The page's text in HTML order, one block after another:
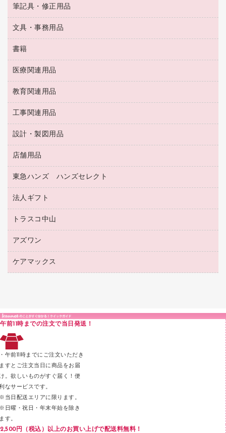
ティッシュペーパー
ダストボックス
タオル・アメニティ用品
スリッパ・サンダル・シューズ
スポーツ・レジャー用品
ゴミ袋
キッチン用品
食品添加物製品
ＯＡタップ／延長コード
その他電子文具
伝票
典礼用品
帳簿
額縁
各種用紙
ルーズリーフ
バインダーノート
名刺整理用品
板目表紙・綴込表紙
背幅が伸びるファイル
統一伝票用ファイル
収納保存用品
レターファイル
リングファイル
プレゼン用ファイル
フラットファイル
ファイルボックス
パイプ式ファイル
その他ファイル
クリヤーホルダー
クリヤーブック（差替式）
クリヤーブック（固定式）
Ｚ式ファイル
２穴リフィル・２穴インデックス
筆記具・修正用品
万年筆
消しゴム
修正液・修正ペン
修正テープ
鉛筆
マーキングペン（油性）
マーキングペン（水性）
ホワイトボード用マーカー
ボールペン（油性）
ボールペン（ゲルインク）
シャープペンシル用替芯
文具・事務用品
輪ゴム
両面テープ
名札
保管・整理用品
壁面／足元収納
備品／小物ケース
透明テープ 事務用
電話台
接着用品
針なしステープラー
紙めくり
裁断機
印章用品
ラベル類
メンディングテープ
メッシュケース／ペンケース
フロアケース
ブックエンド／ブックスタンド
書籍
パソコンソフト
医療関連用品
保健用品
使い捨て手袋
感染症対策用品
介護用品
医療関連用品
教育関連用品
教育関連用品
工事関連用品
工事関連用品
設計・製図用品
設計・製図用品
店舗用品
店舗運営用品
陳列什器
紙手提げ袋
レジ・ポリ袋
ディスプレイ用品
カウンター／お会計用品
東急ハンズ ハンズセレクト
東急ハンズ
法人ギフト
高島屋
高島屋（食品・飲料）
カウネットギフト（食品・飲料）
トラスコ中山
建築・作業用品
アズワン
医療・介護用品（食品・飲料・食添製品）
ケアマックス
午前11時までの注文で当日発送！
午前11時までにご注文いただき
すとご注文当日に商品をお届
。欲しいものがすぐ届く！便
なサービスです。
当日配送エリアに限ります。
日曜・祝日・年末年始を除き
す。
2,500円（税込）以上のお買い上げで配送料無料！